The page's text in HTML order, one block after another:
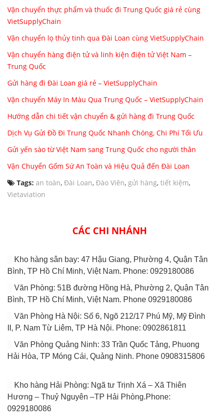
Vận chuyển thực phẩm và thuốc đi Trung Quốc giá rẻ cùng
VietSupplyChain
Vận chuyển lọ thủy tinh qua Đài Loan cùng VietSupplyChain
Vận chuyển hàng điện tử và linh kiện điện tử Việt Nam –
Trung Quốc
Gửi hàng đi Đài Loan giá rẻ – VietSupplyChain
Vận chuyển Máy In Màu Qua Trung Quốc – VietSupplyChain
Hướng dẫn chi tiết vận chuyển & gửi hàng đi Trung Quốc
Dịch Vụ Gửi Đồ Đi Trung Quốc Nhanh Chóng, Chi Phí Tối Ưu
Gửi yến sào từ Việt Nam sang Trung Quốc cho người thân
Vận Chuyển Gốm Sứ An Toàn và Hiệu Quả đến Đài Loan
Tags: an toàn, Đài Loan, Đào Viên, gửi hàng, tiết kiệm,
Vietaviation
CÁC CHI NHÁNH
Kho hàng sân bay: 47 Hậu Giang, Phường 4, Quận Tân
Bình, TP Hồ Chí Minh, Việt Nam. Phone: 0929180086
Văn Phòng: 51B đường Hồng Hà, Phường 2, Quận Tân
Bình, TP Hồ Chí Minh, Việt Nam. Phone 0929180086
Văn Phòng Hà Nội: Số 6, Ngõ 212/17 Phú Mỹ, Mỹ Đình
II, P. Nam Từ Liêm, TP Hà Nội. Phone: 0902861811
Văn Phòng Quảng Ninh: 33 Trần Quốc Tảng, Phuong
Hải Hòa, TP Móng Cái, Quảng Ninh. Phone 0908315806
Kho hàng Hải Phòng: Ngã tư Trịnh Xá – Xã Thiên
Hương – Thuỷ Nguyên –TP Hải Phòng.Phone:
0929180086